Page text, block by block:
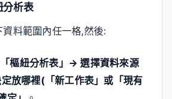
分析表
料範圍內任一格,然後:
樞紐分析表」→ 選擇資料來源
放哪裡(「新工作表」或「現有